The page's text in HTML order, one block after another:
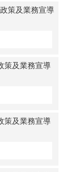
策及業務宣導
策及業務宣導
策及業務宣導